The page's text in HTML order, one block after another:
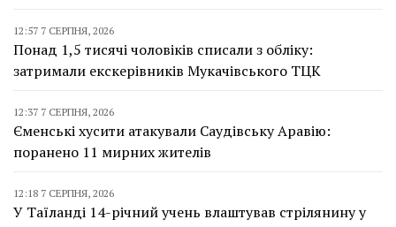
12:57 7 СЕРПНЯ, 2026
Понад 1,5 тисячі чоловіків списали з обліку:
затримали екскерівників Мукачівського ТЦК
12:37 7 СЕРПНЯ, 2026
Єменські хусити атакували Саудівську Аравію:
поранено 11 мирних жителів
12:18 7 СЕРПНЯ, 2026
У Таїланді 14-річний учень влаштував стрілянину у